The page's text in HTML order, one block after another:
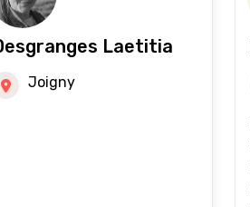
Laetitia
Joigny